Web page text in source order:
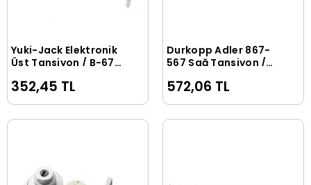
Sepete Ekle
Yuki-Jack Elektronik
Üst Tansiyon / B-67
352,45 TL
Sepete Ekle
Durkopp Adler 867-
567 Sağ Tansiyon /
170204
572,06 TL